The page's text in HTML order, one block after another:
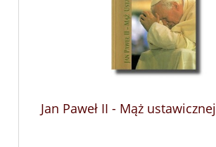
Jan Paweł II - Mąż